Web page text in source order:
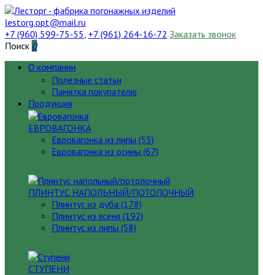
lestorg.opt@mail.ru
+7 (960) 599-75-55, +7 (961) 264-16-72 Заказать звонок
Поиск 0
О компании
Полезные статьи
Памятка покупателю
Продукция
ЕВРОВАГОНКА
Евровагонка из липы (55)
Евровагонка из осины (67)
ПЛИНТУС НАПОЛЬНЫЙ/ПОТОЛОЧНЫЙ
Плинтус из дуба (178)
Плинтус из ясеня (192)
Плинтус из липы (58)
СТУПЕНИ